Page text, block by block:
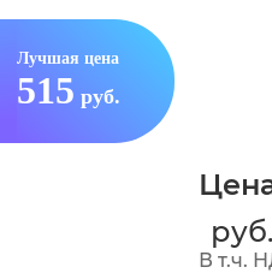
Лучшая цена
515 руб.
руб.
В т.ч.